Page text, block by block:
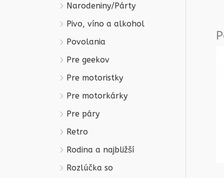
Narodeniny/Párty
Pivo, víno a alkohol
Povolania
Pre geekov
Pre motoristky
Pre motorkárky
Pre páry
Retro
Rodina a najbližší
Rozlúčka so